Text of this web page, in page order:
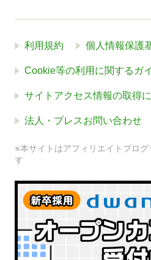
利用規約 個人情報保護
Cookie等の利用に関するガ
サイトアクセス情報の取得
法人・プレスお問い合わせ
※本サイトはアフィリエイトプロ
す